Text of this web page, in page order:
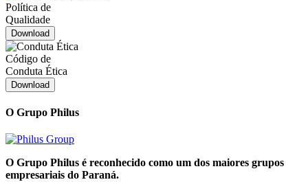
Política de
Qualidade
Download
Código de
Conduta Ética
Download
O Grupo Philus
O Grupo Philus é reconhecido como um dos maiores grupos
empresariais do Paraná.